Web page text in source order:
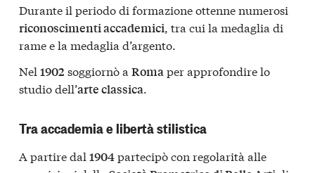
Durante il periodo di formazione ottenne numerosi
riconoscimenti accademici , tra cui la medaglia di
rame e la medaglia d’argento.
Nel 1902 soggiornò a Romaper approfondire lo
studio dell’arte classica.
Tra accademia e libertà stilistica
A partire dal 1904partecipò con regolarità alle